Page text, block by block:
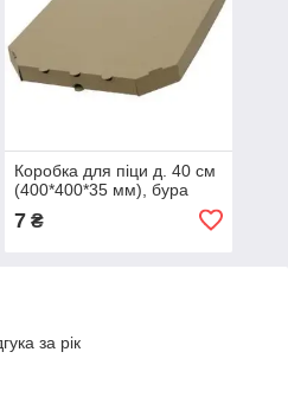
Коробка для піци д. 40 см
(400*400*35 мм), бура
7₴
за рік